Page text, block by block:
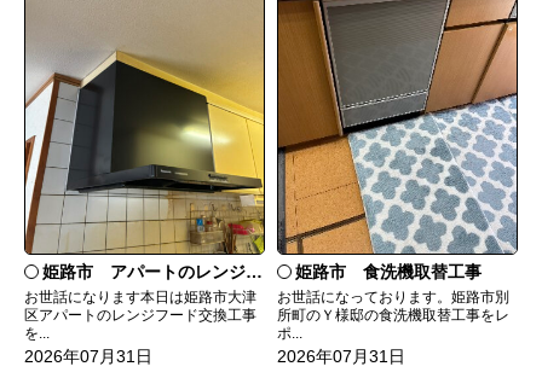
姫路市 アパートのレンジフード交換
お世話になります本日は姫路市大津
区アパートのレンジフード交換工事
を...
2026年07月31日
姫路市 食洗機取替工事
お世話になっております。姫路市別
所町のＹ様邸の食洗機取替工事をレ
ポ...
2026年07月31日